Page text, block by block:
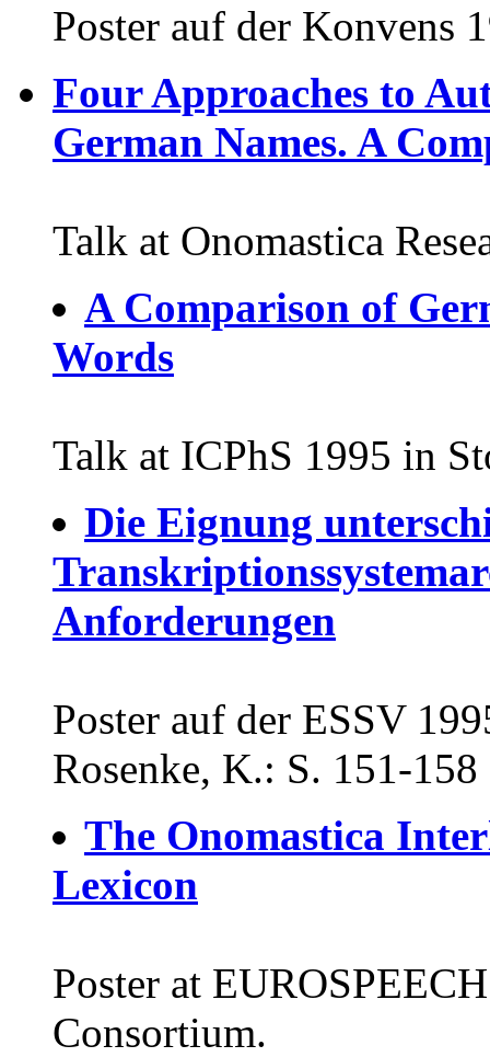
Poster auf der Konvens
Four Approaches to
German Names. A
Talk at Onomastica
A Comparison of
Words
Talk at ICPhS 1995 in
Die Eignung
Anforderungen
Poster auf der ESSV
Rosenke, K.: S. 151-158
The Onomastica
Lexicon
Poster at
Consortium.